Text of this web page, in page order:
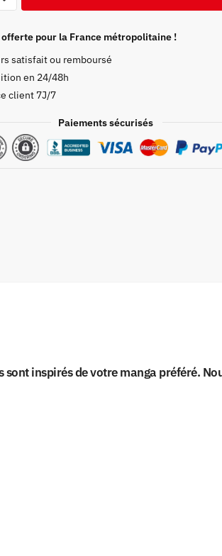
pour la France métropolitaine !
satisfait ou remboursé
en 24/48h
client 7J/7
Paiements sécurisés
inspirés de votre manga préféré.